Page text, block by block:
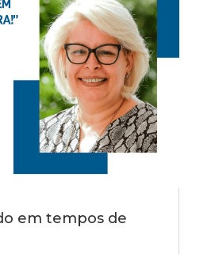
em tempos de